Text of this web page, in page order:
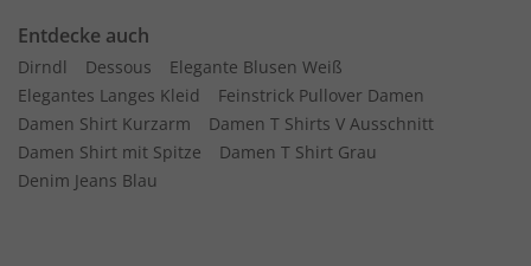
Entdecke auch
Dirndl Dessous
Elegante Blusen Weiß
Elegantes Langes Kleid
Feinstrick Pullover Damen
Damen Shirt Kurzarm
Damen T Shirts V Ausschnitt
Damen Shirt mit Spitze
Damen T Shirt Grau
Denim Jeans Blau